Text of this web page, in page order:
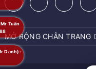
MỞ RỘNG CHÂN TRANG
Danh):
Tuấn